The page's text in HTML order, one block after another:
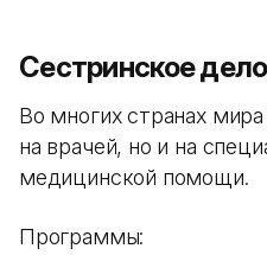
Сестринское
Во многих странах
на врачей, но и на
медицинской помощи.
Программы: